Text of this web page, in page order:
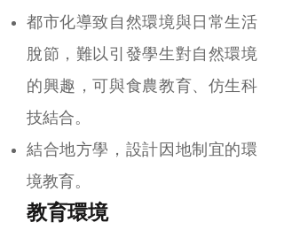
都市化導致自然環境與日常生活
脫節，難以引發學生對自然環境
的興趣，可與食農教育、仿生科
技結合。
結合地方學，設計因地制宜的環
境教育。
教育環境